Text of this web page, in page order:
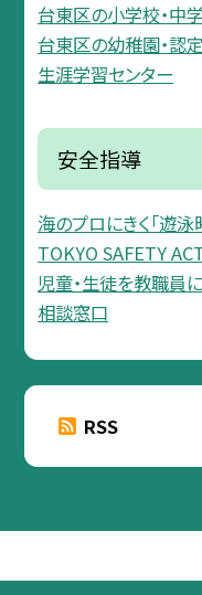
台東区の小学校・中
台東区の幼稚園・認
生涯学習センター
安全指導
海のプロにきく「遊泳
TOKYO SAFETY
児童・生徒を教職員
相談窓口
RSS